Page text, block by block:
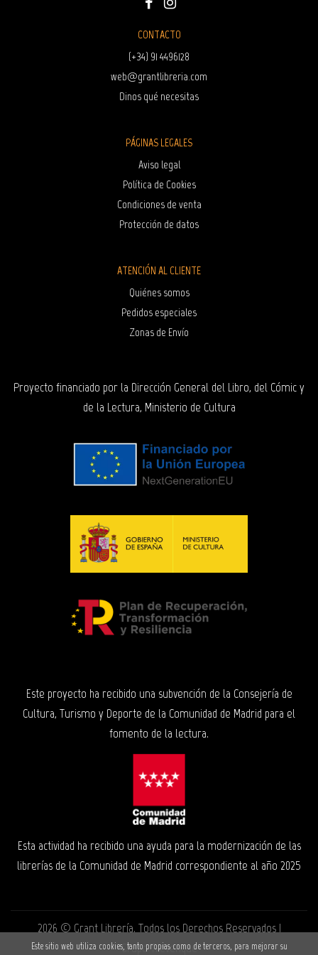
CONTACTO
(+34) 91 4496128
web@grantlibreria.com
Dinos qué necesitas
PÁGINAS LEGALES
Aviso legal
Política de Cookies
Condiciones de venta
Protección de datos
ATENCIÓN AL CLIENTE
Quiénes somos
Pedidos especiales
Zonas de Envío
Proyecto financiado por la Dirección General del Libro, del Cómic y
de la Lectura, Ministerio de Cultura
Este proyecto ha recibido una subvención de la Consejería de
Cultura, Turismo y Deporte de la Comunidad de Madrid para el
fomento de la lectura.
Esta actividad ha recibido una ayuda para la modernización de las
librerías de la Comunidad de Madrid correspondiente al año 2025
2026 © Grant Librería. Todos los Derechos Reservados |
Grupo Trevenque
Este sitio web utiliza cookies, tanto propias como de terceros, para mejorar su